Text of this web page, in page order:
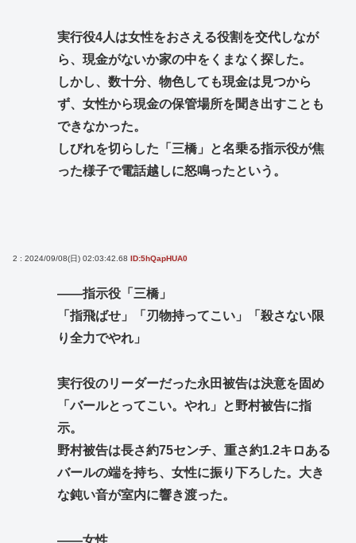
実行役4人は女性をおさえる役割を交代しなが
ら、現金がないか家の中をくまなく探した。
しかし、数十分、物色しても現金は見つから
ず、女性から現金の保管場所を聞き出すことも
できなかった。
しびれを切らした「三橋」と名乗る指示役が焦
った様子で電話越しに怒鳴ったという。
2 : 2024/09/08(日) 02:03:42.68 ID:5hQapHUA0
――指示役「三橋」
「指飛ばせ」「刃物持ってこい」「殺さない限
り全力でやれ」
実行役のリーダーだった永田被告は決意を固め
「バールとってこい。やれ」と野村被告に指
示。
野村被告は長さ約75センチ、重さ約1.2キロある
バールの端を持ち、女性に振り下ろした。大き
な鈍い音が室内に響き渡った。
――女性